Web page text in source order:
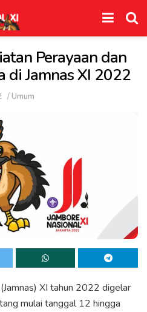
Perayaan dan
di Jamnas XI 2022
/Umum
XI tahun 2022 digelar
mulai tanggal 12 hingga